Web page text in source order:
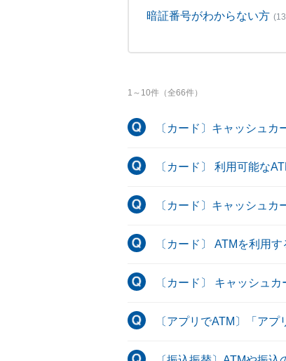
暗証番号がわからない方
1 ～ 10件（全66件）
〔カード〕キャッシュカ
〔カード〕 利用可能な
〔カード〕キャッシュカ
〔カード〕 ATMを利用
〔カード〕 キャッシュ
〔アプリでATM〕「ア